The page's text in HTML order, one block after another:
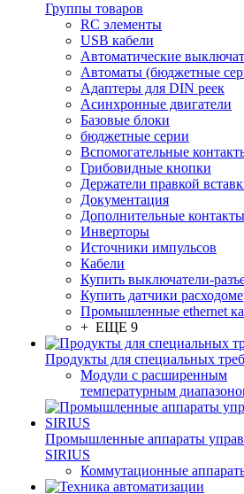
Группы товаров
RC элементы
USB кабели
Автоматические
Автоматы (бюджетные
Адаптеры для DIN реек
Асинхронные двигатели
Базовые блоки
бюджетные серии
Вспомогательные
Грибовидные кнопки
Держатели правкой
Документация
Дополнительные контакты
Инверторы
Источники импульсов
Кабели
Купить выключатели-
Купить датчики
Промышленные ethernet
+ ЕЩЕ 9
Продукты для специальных
Модули с расширенным
температурным
Промышленные аппараты
SIRIUS
Коммутационные